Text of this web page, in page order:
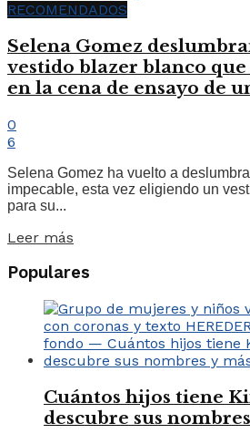
RECOMENDADOS
Selena Gomez
vestido blazer blanco
en la cena de ensayo de
0
6
Selena Gomez ha vuelto a
impecable, esta vez eligiendo un
para su...
Leer más
Populares
Cuántos hijos tiene
descubre sus